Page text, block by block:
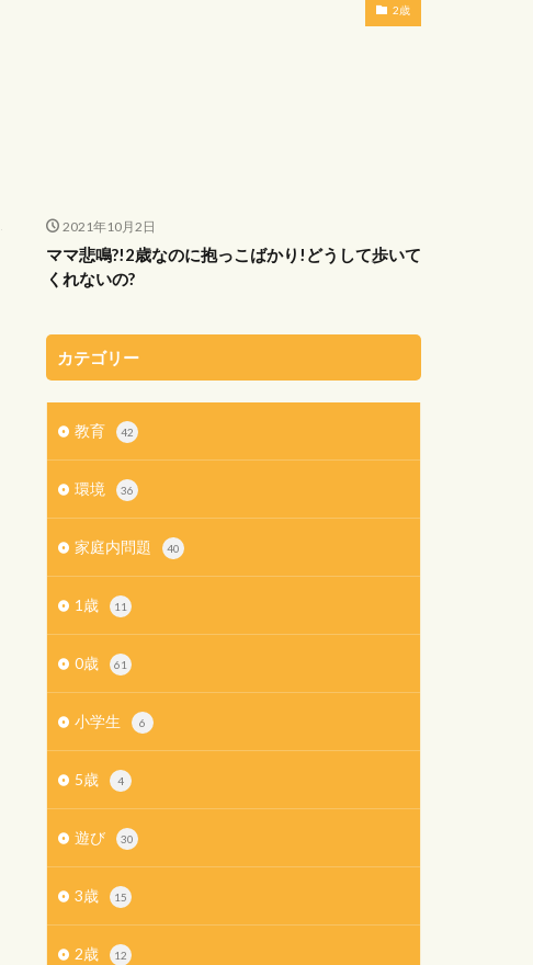
2歳
2021年10月2日
ママ悲鳴?!2歳なのに抱っこばかり!どうして歩いて
くれないの?
カテゴリー
教育 42
環境 36
家庭内問題 40
1歳 11
0歳 61
小学生 6
5歳 4
遊び 30
3歳 15
2歳 12